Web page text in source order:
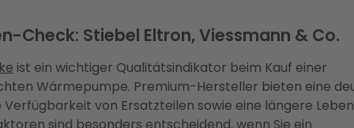
Check: Stiebel Eltron, Viessmann & Co.
ist ein wichtiger Qualitätsindikator beim Kauf einer
Wärmepumpe. Premium-Hersteller bieten eine
von Ersatzteilen sowie eine längere